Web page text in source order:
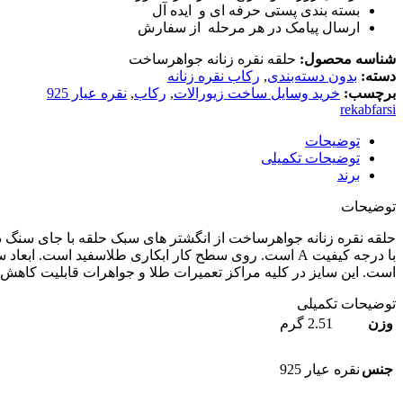
بسته بندی پستی حرفه ای و ایده آل
ارسال پیامک در هر مرحله از سفارش
شناسه محصول: حلقه نقره زنانه جواهرساخت
دسته: بدون دسته‌بندی, رکاب نقره زنانه
برچسب: خرید وسایل ساخت زیورالات, رکاب, نقره عیار 925
rekabfarsi
توضیحات
توضیحات تکمیلی
برند
توضیحات
حلقه نقره زنانه جواهرساخت از انگشتر های سبک حلقه با جای سنگ
است. این سایز در کلیه مراکز تعمیرات طلا و جواهرات قابلیت
توضیحات تکمیلی
وزن
2.51 گرم
جنس نقره عیار 925